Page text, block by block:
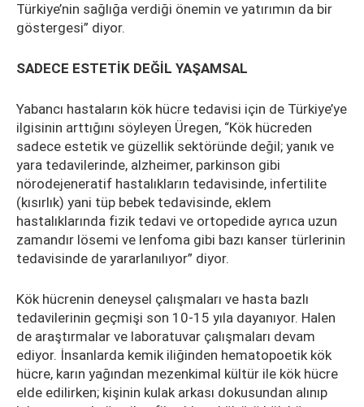
Türkiye’nin sağlığa verdiği önemin ve yatırımın da bir
göstergesi” diyor.
SADECE ESTETİK DEĞİL YAŞAMSAL
Yabancı hastaların kök hücre tedavisi için de Türkiye’ye
ilgisinin arttığını söyleyen Üregen, “Kök hücreden
sadece estetik ve güzellik sektöründe değil; yanık ve
yara tedavilerinde, alzheimer, parkinson gibi
nörodejeneratif hastalıkların tedavisinde, infertilite
(kısırlık) yani tüp bebek tedavisinde, eklem
hastalıklarında fizik tedavi ve ortopedide ayrıca uzun
zamandır lösemi ve lenfoma gibi bazı kanser türlerinin
tedavisinde de yararlanılıyor” diyor.
Kök hücrenin deneysel çalışmaları ve hasta bazlı
tedavilerinin geçmişi son 10-15 yıla dayanıyor. Halen
de araştırmalar ve laboratuvar çalışmaları devam
ediyor. İnsanlarda kemik iliğinden hematopoetik kök
hücre, karın yağından mezenkimal kültür ile kök hücre
elde edilirken; kişinin kulak arkası dokusundan alınıp